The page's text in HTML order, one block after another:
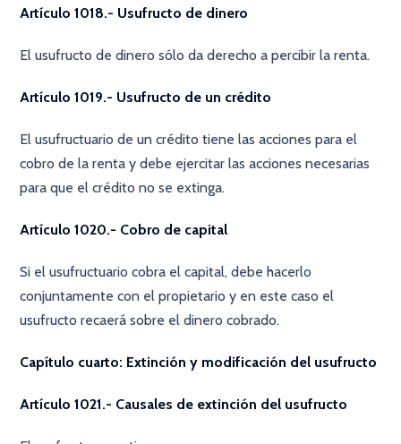
Artículo 1018.- Usufructo de dinero
El usufructo de dinero sólo da derecho a percibir la renta.
Artículo 1019.- Usufructo de un crédito
El usufructuario de un crédito tiene las acciones para el
cobro de la renta y debe ejercitar las acciones necesarias
para que el crédito no se extinga.
Artículo 1020.- Cobro de capital
Si el usufructuario cobra el capital, debe hacerlo
conjuntamente con el propietario y en este caso el
usufructo recaerá sobre el dinero cobrado.
Capítulo cuarto: Extinción y modificación del usufructo
Artículo 1021.- Causales de extinción del usufructo